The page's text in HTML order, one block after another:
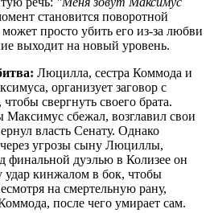
становится поворотной
просто убить его из-за любви
выходит на новый уровень.
Люцилла, сестра Коммода и
организует заговор с
свергнуть своего брата.
Максимус сбежал, возглавил свои
власть Сенату. Однако
угрозы сыну Люциллы,
финальной дуэлью в Колизее он
кинжалом в бок, чтобы
на смертельную рану,
после чего умирает сам.